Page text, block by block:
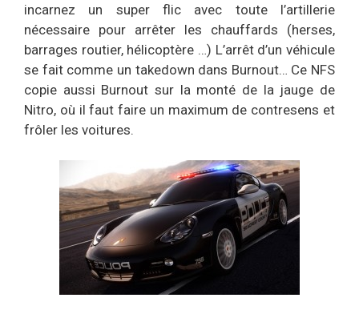
incarnez un super flic avec toute l’artillerie
nécessaire pour arrêter les chauffards (herses,
barrages routier, hélicoptère …) L’arrêt d’un véhicule
se fait comme un takedown dans Burnout… Ce NFS
copie aussi Burnout sur la monté de la jauge de
Nitro, où il faut faire un maximum de contresens et
frôler les voitures.